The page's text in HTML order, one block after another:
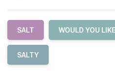
SALT WOULD YOU
SALTY